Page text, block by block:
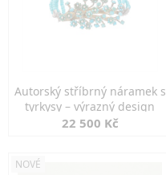
Autorský stříbrný náramek s
tyrkysy – výrazný design
22 500 Kč
NOVÉ